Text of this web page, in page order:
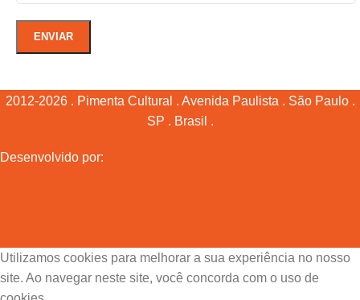
2012-2026 . Pimenta Cultural . Avenida Paulista . São Paulo .
SP . Brasil .
Desenvolvido por:
Utilizamos cookies para melhorar a sua experiência no nosso
site. Ao navegar neste site, você concorda com o uso de